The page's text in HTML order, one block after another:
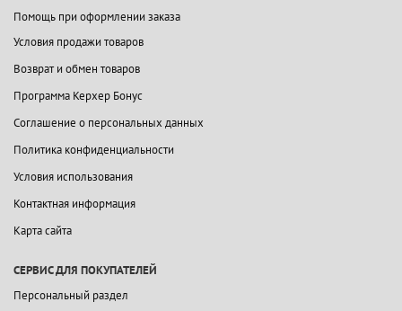
Помощь при оформлении заказа
Условия продажи товаров
Возврат и обмен товаров
Программа Керхер Бонус
Соглашение о персональных данных
Политика конфиденциальности
Условия использования
Контактная информация
Карта сайта
СЕРВИС ДЛЯ ПОКУПАТЕЛЕЙ
Персональный раздел